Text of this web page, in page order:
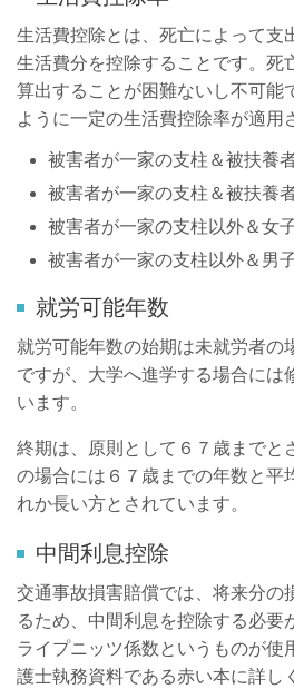
生活費控除とは、死亡によって支
生活費分を控除することです。死
算出することが困難ないし不可能
ように一定の生活費控除率が適用
被害者が一家の支柱＆被扶養
被害者が一家の支柱＆被扶養
被害者が一家の支柱以外＆女
被害者が一家の支柱以外＆男
就労可能年数
就労可能年数の始期は未就労者の
ですが、大学へ進学する場合には
います。
終期は、原則として６７歳までと
の場合には６７歳までの年数と平
れか長い方とされています。
中間利息控除
交通事故損害賠償では、将来分の
るため、中間利息を控除する必要
ライプニッツ係数というものが使
護士執務資料である赤い本に詳し